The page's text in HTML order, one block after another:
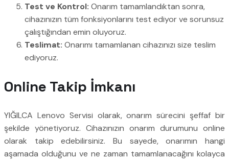
Test ve Kontrol: Onarım tamamlandıktan sonra,
cihazınızın tüm fonksiyonlarını test ediyor ve sorunsuz
çalıştığından emin oluyoruz.
Teslimat: Onarımı tamamlanan cihazınızı size teslim
ediyoruz.
Online Takip İmkanı
YIĞILCA Lenovo Servisi olarak, onarım sürecini şeffaf bir
şekilde yönetiyoruz. Cihazınızın onarım durumunu online
olarak takip edebilirsiniz. Bu sayede, onarımın hangi
aşamada olduğunu ve ne zaman tamamlanacağını kolayca